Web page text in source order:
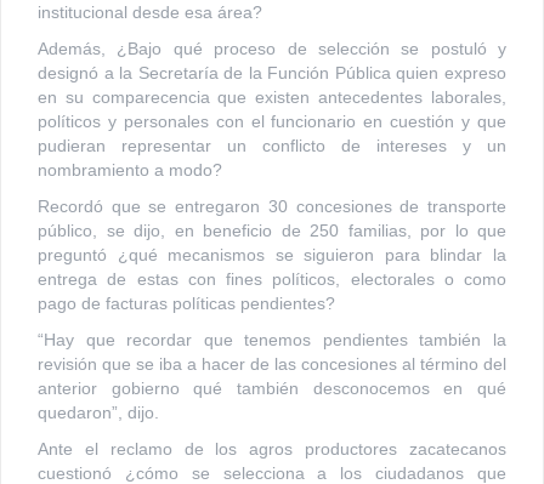
institucional desde esa área?
Además, ¿Bajo qué proceso de selección se postuló y
designó a la Secretaría de la Función Pública quien expreso
en su comparecencia que existen antecedentes laborales,
políticos y personales con el funcionario en cuestión y que
pudieran representar un conflicto de intereses y un
nombramiento a modo?
Recordó que se entregaron 30 concesiones de transporte
público, se dijo, en beneficio de 250 familias, por lo que
preguntó ¿qué mecanismos se siguieron para blindar la
entrega de estas con fines políticos, electorales o como
pago de facturas políticas pendientes?
“Hay que recordar que tenemos pendientes también la
revisión que se iba a hacer de las concesiones al término del
anterior gobierno qué también desconocemos en qué
quedaron”, dijo.
Ante el reclamo de los agros productores zacatecanos
cuestionó ¿cómo se selecciona a los ciudadanos que